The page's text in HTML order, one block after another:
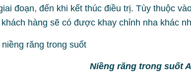
đoạn, đến khi kết thúc điều trị. Tùy thuộc
hàng sẽ có được khay chỉnh nha khác
Niềng răng trong suốt